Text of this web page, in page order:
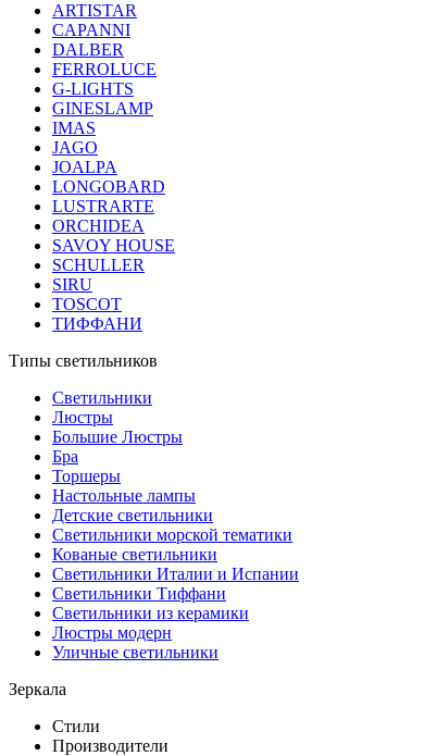
ARTISTAR
CAPANNI
DALBER
FERROLUCE
G-LIGHTS
GINESLAMP
IMAS
JAGO
JOALPA
LONGOBARD
LUSTRARTE
ORCHIDEA
SAVOY HOUSE
SCHULLER
SIRU
TOSCOT
ТИФФАНИ
Типы светильников
Светильники
Люстры
Большие Люстры
Бра
Торшеры
Настольные лампы
Детские светильники
Светильники морской тематики
Кованые светильники
Светильники Италии и Испании
Светильники Тиффани
Светильники из керамики
Люстры модерн
Уличные светильники
Зеркала
Стили
Производители